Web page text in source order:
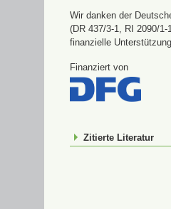
Wir danken der
(DR 437/3-1, RI 2090/
finanzielle
Finanziert von
Zitierte Literatur